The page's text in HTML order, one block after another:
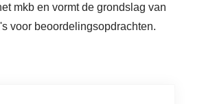
mkb en vormt de grondslag van
voor beoordelingsopdrachten.